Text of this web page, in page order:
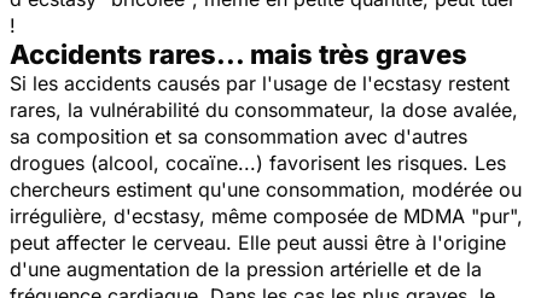
!
Accidents rares... mais très graves
Si les accidents causés par l'usage de l'ecstasy restent
rares, la vulnérabilité du consommateur, la dose avalée,
sa composition et sa consommation avec d'autres
drogues (alcool, cocaïne...) favorisent les risques. Les
chercheurs estiment qu'une consommation, modérée ou
irrégulière, d'ecstasy, même composée de MDMA "pur",
peut affecter le cerveau. Elle peut aussi être à l'origine
d'une augmentation de la pression artérielle et de la